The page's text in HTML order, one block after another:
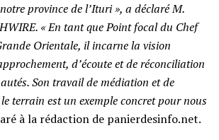
province de l’Ituri », a déclaré M.
« En tant que Point focal du Chef
Orientale, il incarne la vision
d’écoute et de réconciliation
Son travail de médiation et de
terrain est un exemple concret pour nous
à la rédaction de panierdesinfo.net.